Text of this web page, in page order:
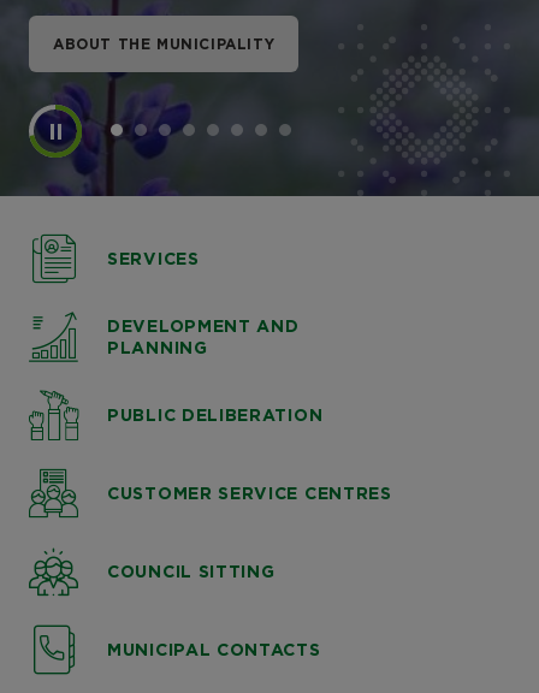
ABOUT THE MUNICIPALITY
ABOUT THE MUNICIPALITY
ABOUT THE MUNICIPALITY
ABOUT THE MUNICIPALITY
ABOUT THE MUNICIPALITY
ABOUT THE MUNICIPALITY
ABOUT THE MUNICIPALITY
ABOUT THE MUNICIPALITY
SERVICES
DEVELOPMENT AND
PLANNING
PUBLIC DELIBERATION
CUSTOMER SERVICE CENTRES
COUNCIL SITTING
MUNICIPAL CONTACTS